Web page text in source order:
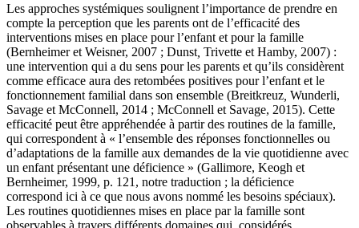
Les approches systémiques soulignent l’importance de prendre en
compte la perception que les parents ont de l’efficacité des
interventions mises en place pour l’enfant et pour la famille
(Bernheimer et Weisner, 2007 ; Dunst Trivette et Hamby, 2007) :
une intervention qui a du sens pour les parents et qu’ils considèrent
comme efficace aura des retombées positives pour l’enfant et le
fonctionnement familial dans son ensemble (Breitkreuz Wunderli,
Savage et McConnell, 2014 ; McConnell et Savage, 2015). Cette
efficacité peut être appréhendée à partir des routines de la famille,
qui correspondent à « l’ensemble des réponses fonctionnelles ou
d’adaptations de la famille aux demandes de la vie quotidienne avec
un enfant présentant une déficience » (Gallimore, Keogh et
Bernheimer, 1999, p. 121, notre traduction ; la déficience
correspond ici à ce que nous avons nommé les besoins spéciaux).
Les routines quotidiennes mises en place par la famille sont
observables à travers différents domaines qui, considérés